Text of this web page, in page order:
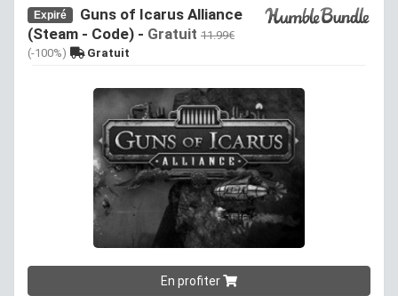
Expiré
Guns of Icarus Alliance
(Steam - Code) - Gratuit 11.99€
(-100%)
Gratuit
En profiter